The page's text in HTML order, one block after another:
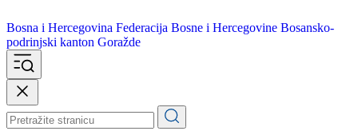
Bosna i Hercegovina
podrinjski kanton Goražde